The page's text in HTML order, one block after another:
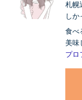
札幌
しか
食べ
美味
プロ